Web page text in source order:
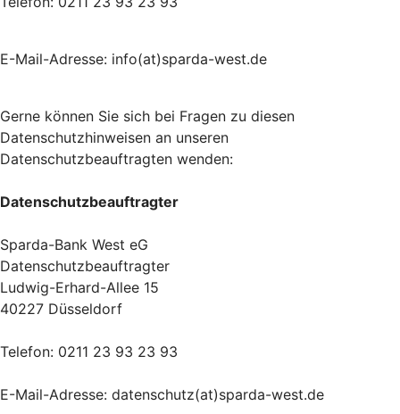
E-Mail-Adresse: info(at)sparda-west.de
Gerne können Sie sich bei Fragen zu diesen
Datenschutzhinweisen an unseren
Datenschutzbeauftragten wenden:
Datenschutzbeauftragter
Sparda-Bank West eG
Datenschutzbeauftragter
Ludwig-Erhard-Allee 15
40227 Düsseldorf
Telefon: 0211 23 93 23 93
E-Mail-Adresse: datenschutz(at)sparda-west.de